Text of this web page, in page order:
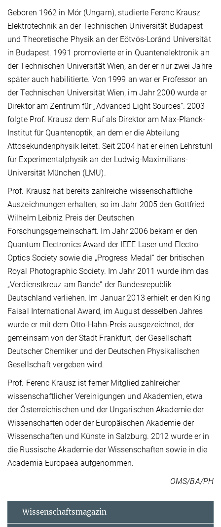
Geboren 1962 in Mór (Ungarn), studierte Ferenc Krausz
Elektrotechnik an der Technischen Universität Budapest
und Theoretische Physik an der Eötvös-Loránd Universität
in Budapest. 1991 promovierte er in Quantenelektronik an
der Technischen Universität Wien, an der er nur zwei Jahre
später auch habilitierte. Von 1999 an war er Professor an
der Technischen Universität Wien, im Jahr 2000 wurde er
Direktor am Zentrum für „Advanced Light Sources“. 2003
folgte Prof. Krausz dem Ruf als Direktor am Max-Planck-
Institut für Quantenoptik, an dem er die Abteilung
Attosekundenphysik leitet. Seit 2004 hat er einen Lehrstuhl
für Experimentalphysik an der Ludwig-Maximilians-
Universität München (LMU).
Prof. Krausz hat bereits zahlreiche wissenschaftliche
Auszeichnungen erhalten, so im Jahr 2005 den Gottfried
Wilhelm Leibniz Preis der Deutschen
Forschungsgemeinschaft. Im Jahr 2006 bekam er den
Quantum Electronics Award der IEEE Laser und Electro-
Optics Society sowie die „Progress Medal“ der britischen
Royal Photographic Society. Im Jahr 2011 wurde ihm das
„Verdienstkreuz am Bande“ der Bundesrepublik
Deutschland verliehen. Im Januar 2013 erhielt er den King
Faisal International Award, im August desselben Jahres
wurde er mit dem Otto-Hahn-Preis ausgezeichnet, der
gemeinsam von der Stadt Frankfurt, der Gesellschaft
Deutscher Chemiker und der Deutschen Physikalischen
Gesellschaft vergeben wird.
Prof. Ferenc Krausz ist ferner Mitglied zahlreicher
wissenschaftlicher Vereinigungen und Akademien, etwa
der Österreichischen und der Ungarischen Akademie der
Wissenschaften oder der Europäischen Akademie der
Wissenschaften und Künste in Salzburg. 2012 wurde er in
die Russische Akademie der Wissenschaften sowie in die
Academia Europaea aufgenommen.
OMS/BA/PH
Wissenschaftsmagazin